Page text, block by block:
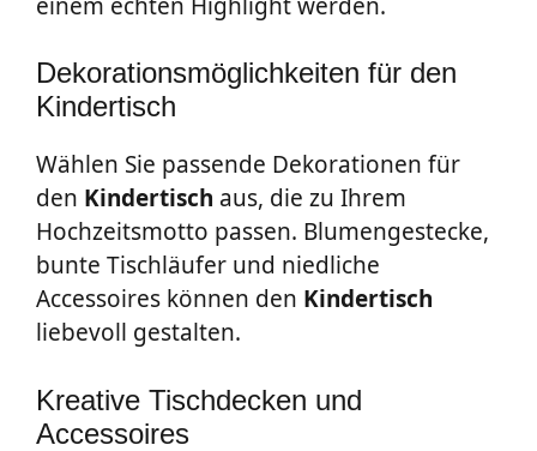
Dekorationsmöglichkeiten für den
Kindertisch
Wählen Sie passende Dekorationen für
den Kindertisch aus, die zu Ihrem
Hochzeitsmotto passen. Blumengestecke,
bunte Tischläufer und niedliche
Accessoires können den Kindertisch
liebevoll gestalten.
Kreative Tischdecken und
Accessoires